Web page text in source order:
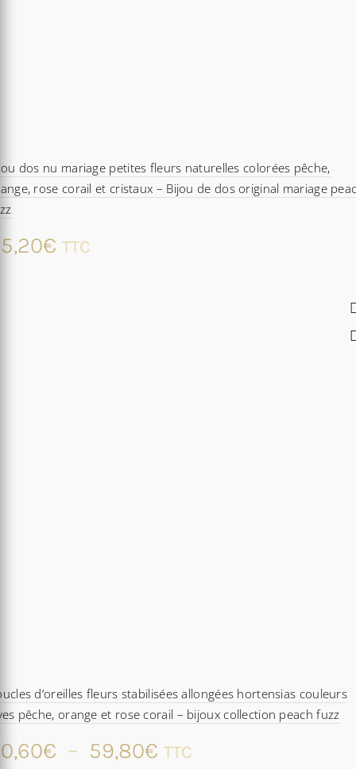
dos nu mariage petites fleurs naturelles colorées pêche,
rose corail et cristaux – Bijou de dos original mariage
€ TTC
d’oreilles fleurs stabilisées allongées hortensias couleurs
pêche, orange et rose corail – bijoux collection peach fuzz
€ – 59,80€ Plage
TTC